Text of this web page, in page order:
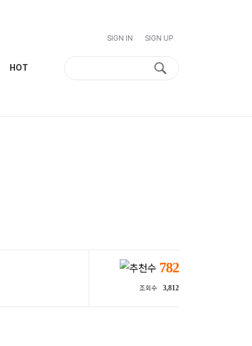
SIGN IN SIGN UP
HOT
782
조회수 3,812